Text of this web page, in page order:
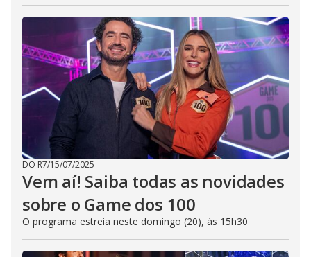
DO R7/15/07/2025
Vem aí! Saiba todas as novidades
sobre o Game dos 100
O programa estreia neste domingo (20), às 15h30